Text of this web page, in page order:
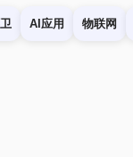
AI应用 物联网